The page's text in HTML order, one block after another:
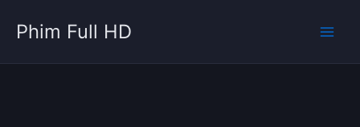
dung
Phim Full HD